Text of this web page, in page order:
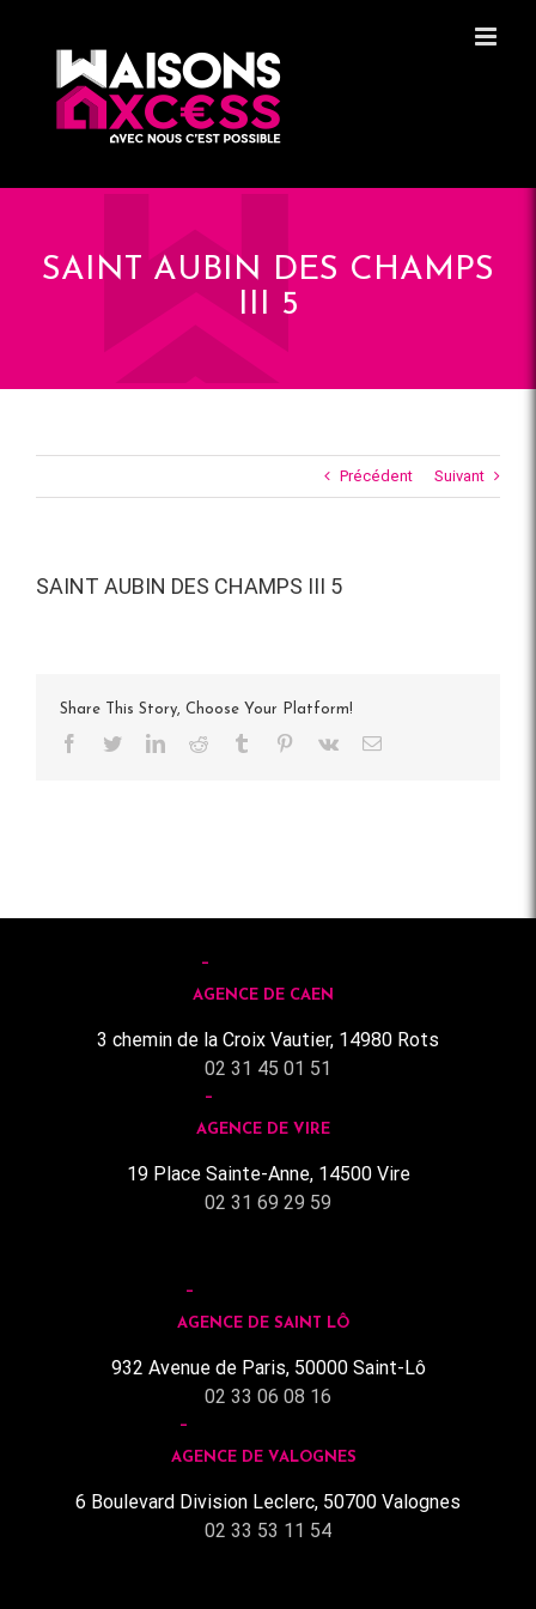
SAINT AUBIN DES CHAMPS
III 5
Précédent Suivant
SAINT AUBIN DES CHAMPS III 5
Share This Story, Choose Your Platform!
Facebook
TwitterLinkedInReddit Tumblr Pinterest
Vk Email
AGENCE DE CAEN
3 chemin de la Croix Vautier, 14980 Rots
02 31 45 01 51
AGENCE DE VIRE
19 Place Sainte-Anne, 14500 Vire
02 31 69 29 59
AGENCE DE SAINT LÔ
932 Avenue de Paris, 50000 Saint-Lô
02 33 06 08 16
AGENCE DE VALOGNES
6 Boulevard Division Leclerc, 50700 Valognes
02 33 53 11 54